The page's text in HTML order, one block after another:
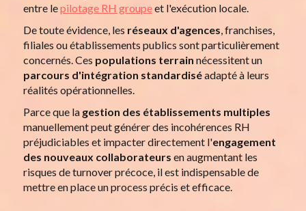
entre lepilotage RH groupeet l'exécution locale.
De toute évidence, les réseaux d'agences , franchises,
filiales ou établissements publics sont particulièrement
concernés. Ces populations terrain nécessitent un
parcours d'intégration standardiséadapté à leurs
réalités opérationnelles.
Parce que la gestion des établissements multiples
manuellement peut générer des incohérences RH
préjudiciables et impacter directement l'engagement
des nouveaux collaborateurs en augmentant les
risques de turnover précoce, il est indispensable de
mettre en place un process précis et efficace.